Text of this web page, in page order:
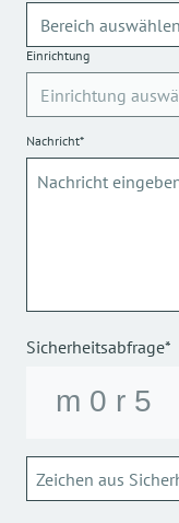
Einrichtung
Nachricht*
Sicherheitsabfrage*